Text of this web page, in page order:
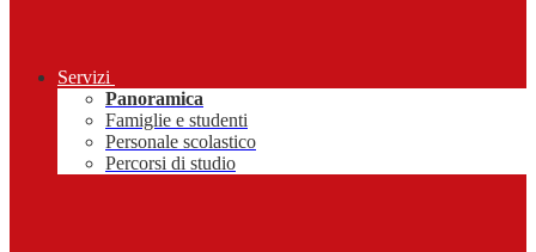
Servizi
Panoramica
Famiglie e studenti
Personale scolastico
Percorsi di studio